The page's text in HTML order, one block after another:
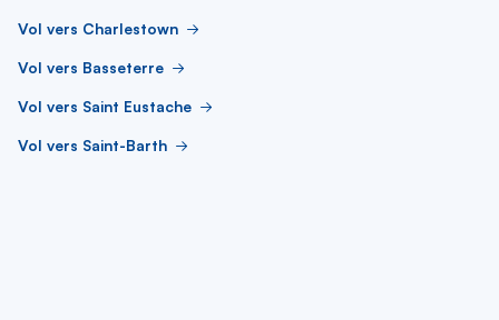
Vol vers Charlestown
Vol vers Basseterre
Vol vers Saint Eustache
Vol vers Saint-Barth